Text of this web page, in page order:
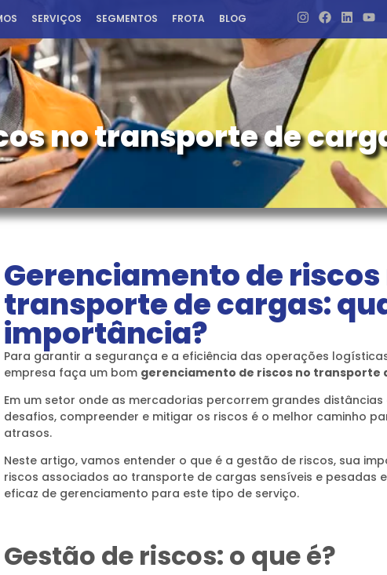
SERVIÇOS SEGMENTOS FROTA BLOG
no transporte de
Gerenciamento de riscos
transporte de cargas:
importância?
Para garantir a segurança e a eficiência das operações
empresa faça um bom gerenciamento de riscos no transporte
Em um setor onde as mercadorias percorrem grandes
desafios, compreender e mitigar os riscos é o melhor caminho
atrasos.
Neste artigo, vamos entender o que é a gestão de riscos, sua
riscos associados ao transporte de cargas sensíveis e pesadas
eficaz de gerenciamento para este tipo de serviço.
Gestão de riscos: o que é?